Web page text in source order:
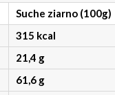
Suche ziarno (100g)
315 kcal
21,4 g
61,6 g